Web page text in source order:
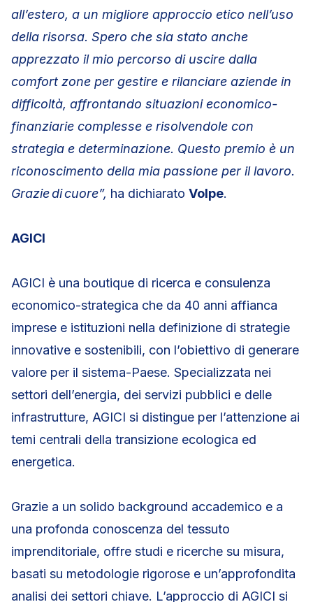
all’estero, a un migliore approccio etico nell’uso
della risorsa. Spero che sia stato anche
apprezzato il mio percorso di uscire dalla
comfort zone per gestire e rilanciare aziende in
difficoltà, affrontando situazioni economico-
finanziarie complesse e risolvendole con
strategia e determinazione. Questo premio è un
riconoscimento della mia passione per il lavoro.
Grazie di cuore”, ha dichiarato Volpe.
AGICI
AGICI è una boutique di ricerca e consulenza
economico-strategica che da 40 anni affianca
imprese e istituzioni nella definizione di strategie
innovative e sostenibili, con l’obiettivo di generare
valore per il sistema-Paese. Specializzata nei
settori dell’energia, dei servizi pubblici e delle
infrastrutture, AGICI si distingue per l’attenzione ai
temi centrali della transizione ecologica ed
energetica.
Grazie a un solido background accademico e a
una profonda conoscenza del tessuto
imprenditoriale, offre studi e ricerche su misura,
basati su metodologie rigorose e un’approfondita
analisi dei settori chiave. L’approccio di AGICI si